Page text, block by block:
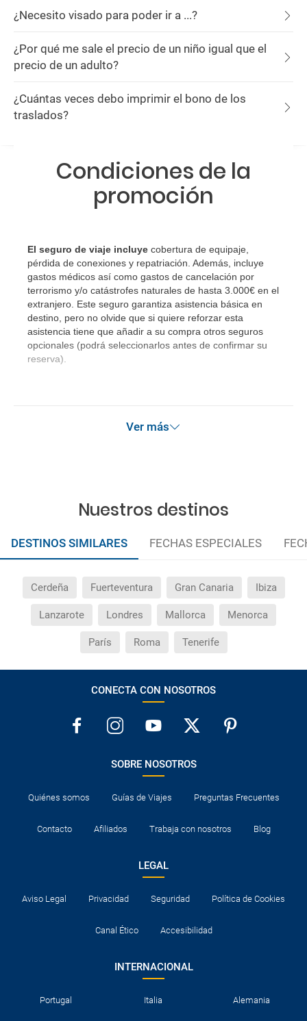
¿Necesito visado para poder ir a ...?
¿Por qué me sale el precio de un niño igual que el
precio de un adulto?
¿Cuántas veces debo imprimir el bono de los
traslados?
Condiciones de la
promoción
El seguro de viaje incluye cobertura de equipaje,
pérdida de conexiones y repatriación. Además, incluye
gastos médicos así como gastos de cancelación por
terrorismo y/o catástrofes naturales de hasta 3.000€ en el
extranjero. Este seguro garantiza asistencia básica en
destino, pero no olvide que si quiere reforzar esta
asistencia tiene que añadir a su compra otros seguros
opcionales (podrá seleccionarlos antes de confirmar su
reserva).
Ver más
Nuestros destinos
DESTINOS SIMILARES FECHAS ESPECIALES
Cerdeña Fuerteventura Gran Canaria Ibiza
Lanzarote Londres Mallorca Menorca
París Roma Tenerife
CONECTA CON NOSOTROS
SOBRE NOSOTROS
Quiénes somos Guías de Viajes Preguntas Frecuentes
Contacto Afiliados Trabaja con nosotros Blog
LEGAL
Aviso Legal Privacidad Seguridad Política de Cookies
Canal Ético Accesibilidad
INTERNACIONAL
Portugal Italia Alemania